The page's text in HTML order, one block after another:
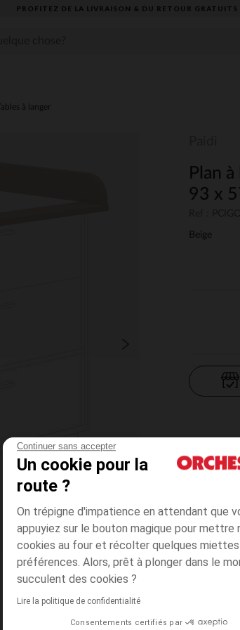
Continuer sans accepter
Un cookie pour la
route ?
On trépigne d'impatience en attendant que
appuyiez sur le bouton magique pour mettre
cookies au four et récolter quelques
préférences. Alors, prêt à plonger dans le
succulent des cookies ?
Lire la politique de confidentialité
Consentements certifiés par
PROFITEZ DE LA LIVRAISON & DU RETOUR GRATUITS
Tables à langer
Plan
93 x
Beige
MODES